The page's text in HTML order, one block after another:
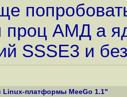
проц АМД а
SSSE3 и
Linux-платформы MeeGo 1.1"